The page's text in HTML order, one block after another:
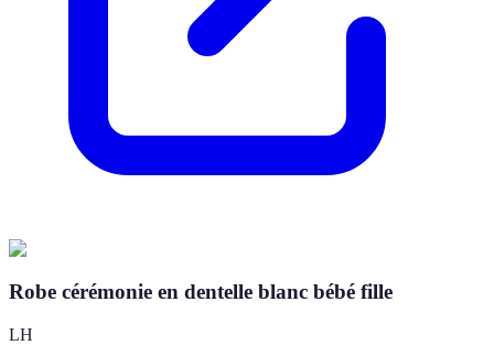
Robe cérémonie en dentelle blanc bébé fille
LH